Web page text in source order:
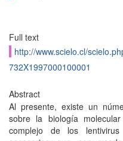
Full text
http://www.scielo.cl/
732X1997000100001
Abstract
Al presente, existe un
sobre la biología
complejo de los